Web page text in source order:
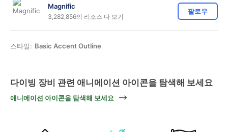
Magnific
3,282,856의 리소스 다 보기
팔로우
스타일: Basic Accent Outline
다이빙 장비 관련 애니메이션 아이콘을 탐색해 보세요
애니메이션 아이콘을 탐색해 보세요